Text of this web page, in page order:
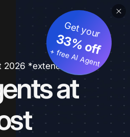
*extended
at
Get your
33% off
+ free AI Agent